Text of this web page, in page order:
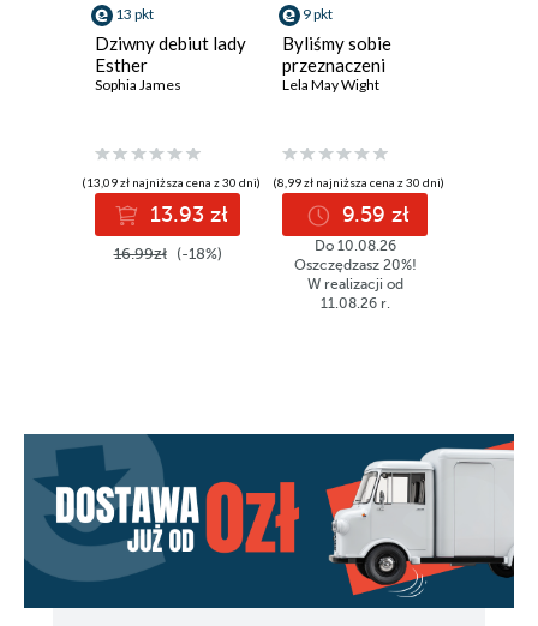
ROZDZIAŁ CZTERNASTY
ROZDZIAŁ PIĘTNASTY
ROZDZIAŁ SZESNASTY
ROZDZIAŁ OSIEMNASTY
ROZDZIAŁ DZIEWIĘTNASTY
ROZDZIAŁ DWUDZIESTY
ROZDZIAŁ DWUDZIESTY PIERWSZY
13 pkt
Dziwny debiut lady
Esther
Sophia James
(13,09 zł najniższa cena z 30 dni)
13.93 zł
16.99zł (-18%)
9 pkt
Byliśmy sobie
przeznaczeni
Lela May Wight
(8,99 zł najniższa cena z 30 dni)
9.59 zł
Do 10.08.26
Oszczędzasz 20%!
W realizacji od
11.08.26 r.